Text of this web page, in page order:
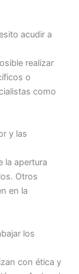
acudir a
realizar
o
como
y las
la apertura
Otros
en la
los
con ética y